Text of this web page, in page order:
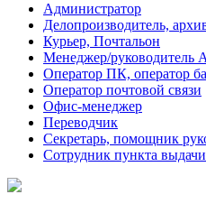
Администратор
Делопроизводитель,
Курьер, Почтальон
Менеджер/руководитель
Оператор ПК, оператор
Оператор почтовой связи
Офис-менеджер
Переводчик
Секретарь, помощник
Сотрудник пункта выдачи